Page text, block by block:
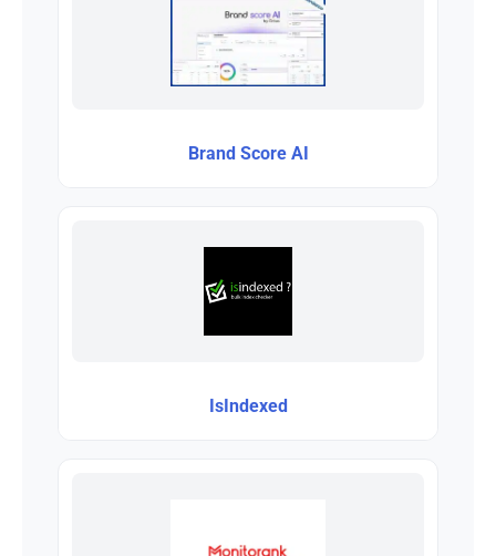
Brand Score AI
IsIndexed